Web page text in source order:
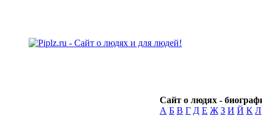
Сайт о людях -
А Б В Г Д Е Ж З И Й К Л